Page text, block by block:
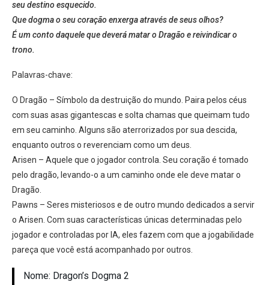
seu destino esquecido.
Que dogma o seu coração enxerga através de seus olhos?
É um conto daquele que deverá matar o Dragão e reivindicar o
trono.
Palavras-chave:
O Dragão – Símbolo da destruição do mundo. Paira pelos céus
com suas asas gigantescas e solta chamas que queimam tudo
em seu caminho. Alguns são aterrorizados por sua descida,
enquanto outros o reverenciam como um deus.
Arisen – Aquele que o jogador controla. Seu coração é tomado
pelo dragão, levando-o a um caminho onde ele deve matar o
Dragão.
Pawns – Seres misteriosos e de outro mundo dedicados a servir
o Arisen. Com suas características únicas determinadas pelo
jogador e controladas por IA, eles fazem com que a jogabilidade
pareça que você está acompanhado por outros.
Nome: Dragon’s Dogma 2